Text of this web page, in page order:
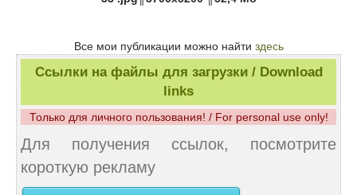
Все мои публикации можно найти здесь
Ссылки на файлы для загрузки / Download
links
Только для личного пользования! / For personal use only!
Для получения ссылок, посмотрите
короткую рекламу